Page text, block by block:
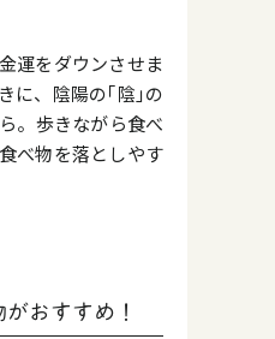
運をダウンさせま
に、陰陽の｢陰｣の
。歩きながら食べ
べ物を落としやす
おすすめ！